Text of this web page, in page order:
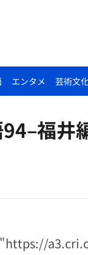
エンタメ 芸術文
福井